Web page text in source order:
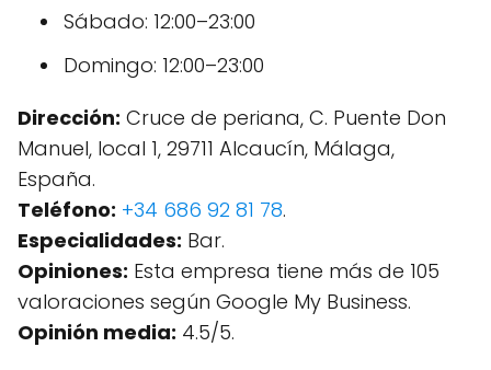
Sábado: 12:00–23:00
Domingo: 12:00–23:00
Dirección: Cruce de periana, C. Puente Don
Manuel, local 1, 29711 Alcaucín, Málaga,
España.
Teléfono: +34 686 92 81 78.
Especialidades: Bar.
Opiniones: Esta empresa tiene más de 105
valoraciones según Google My Business.
Opinión media: 4.5/5.